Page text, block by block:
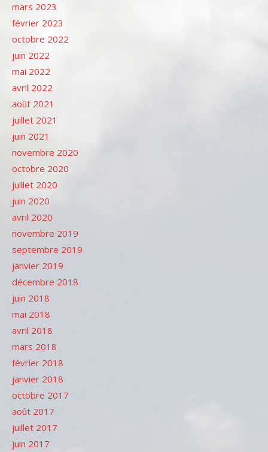
mars 2023
février 2023
octobre 2022
juin 2022
mai 2022
avril 2022
août 2021
juillet 2021
juin 2021
novembre 2020
octobre 2020
juillet 2020
juin 2020
avril 2020
novembre 2019
septembre 2019
janvier 2019
décembre 2018
juin 2018
mai 2018
avril 2018
mars 2018
février 2018
janvier 2018
octobre 2017
août 2017
juillet 2017
juin 2017